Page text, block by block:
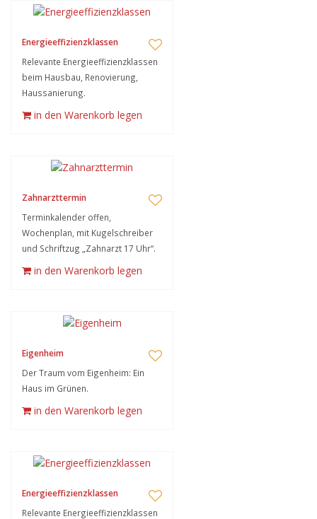
Energieeffizienzklassen
Relevante Energieeffizienzklassen
beim Hausbau, Renovierung,
Haussanierung.
in den Warenkorb legen
Zahnarzttermin
Terminkalender offen,
Wochenplan, mit Kugelschreiber
und Schriftzug „Zahnarzt 17 Uhr“.
in den Warenkorb legen
Eigenheim
Der Traum vom Eigenheim: Ein
Haus im Grünen.
in den Warenkorb legen
Energieeffizienzklassen
Relevante Energieeffizienzklassen